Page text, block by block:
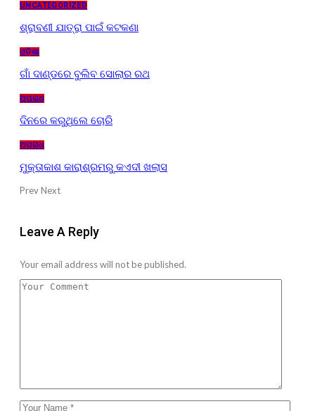
UNCATEGORIZED
ଶ୍ରାବଣୀ ଯାତ୍ରା ପାଇଁ କଟକଣା
ଓଡ଼ିଶା
ଗାଁ ଦାଣ୍ଡରେ ବୁଲିବ ସୋଲାର ରଥ
ଅପରାଧ
ଦିନରେ କରୁଥିଲେ ଚୋରି
ଅପରାଧ
ମୁକ୍ତାକାଶ କାରାଶ୍ରମରୁ କଏଦୀ ଖଲାସ
PrevNext
Leave A Reply
Your email address will not be published.